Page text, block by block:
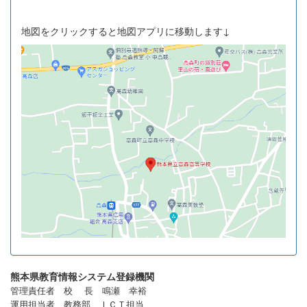
地図をクリックすると地図アプリに移動します↓
熊本県教育情報システム登録機関
管理責任者 校 長 鳴瀬 幸裕
運用担当者 教務部 ＩＣＴ担当